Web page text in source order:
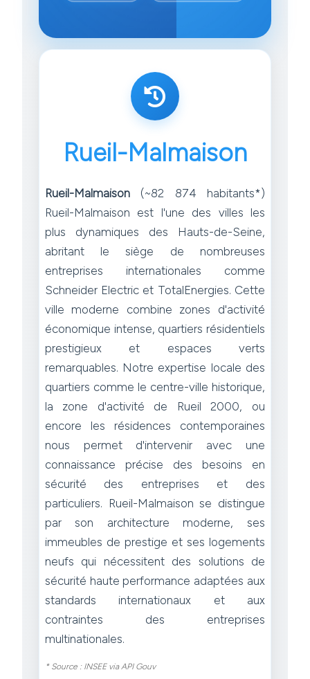
Rueil-Malmaison
Rueil-Malmaison (~82 874 habitants*)
Rueil-Malmaison est l'une des villes les
plus dynamiques des Hauts-de-Seine,
abritant le siège de nombreuses
entreprises internationales comme
Schneider Electric et TotalEnergies. Cette
ville moderne combine zones d'activité
économique intense, quartiers résidentiels
prestigieux et espaces verts
remarquables. Notre expertise locale des
quartiers comme le centre-ville historique,
la zone d'activité de Rueil 2000, ou
encore les résidences contemporaines
nous permet d'intervenir avec une
connaissance précise des besoins en
sécurité des entreprises et des
particuliers. Rueil-Malmaison se distingue
par son architecture moderne, ses
immeubles de prestige et ses logements
neufs qui nécessitent des solutions de
sécurité haute performance adaptées aux
standards internationaux et aux
contraintes des entreprises
multinationales.
* Source : INSEE via API Gouv